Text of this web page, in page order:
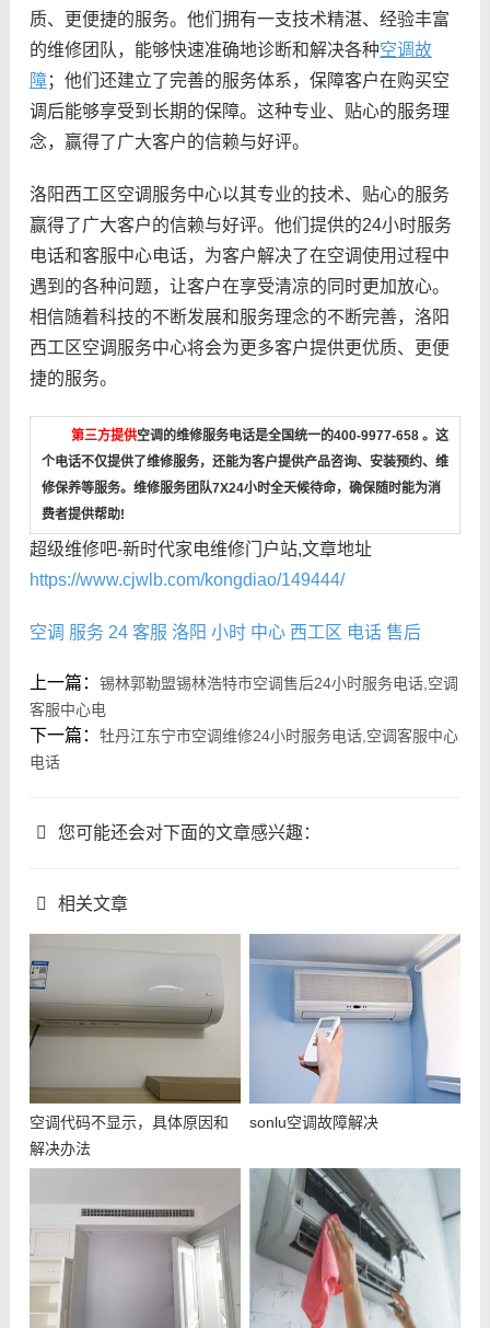
质、更便捷的服务。他们拥有一支技术精湛、经验丰富
的维修团队，能够快速准确地诊断和解决各种空调故
障；他们还建立了完善的服务体系，保障客户在购买空
调后能够享受到长期的保障。这种专业、贴心的服务理
念，赢得了广大客户的信赖与好评。
洛阳西工区空调服务中心以其专业的技术、贴心的服务
赢得了广大客户的信赖与好评。他们提供的24小时服务
电话和客服中心电话，为客户解决了在空调使用过程中
遇到的各种问题，让客户在享受清凉的同时更加放心。
相信随着科技的不断发展和服务理念的不断完善，洛阳
西工区空调服务中心将会为更多客户提供更优质、更便
捷的服务。
第三方提供空调的维修服务电话是全国统一的400-9977-658 。这
个电话不仅提供了维修服务，还能为客户提供产品咨询、安装预约、维
修保养等服务。维修服务团队7X24小时全天候待命，确保随时能为消
费者提供帮助!
超级维修吧-新时代家电维修门户站,文章地址
https://www.cjwlb.com/kongdiao/149444/
空调 服务 24 客服 洛阳 小时 中心 西工区 电话 售后
上一篇： 锡林郭勒盟锡林浩特市空调售后24小时服务电话,空调
客服中心电
下一篇： 牡丹江东宁市空调维修24小时服务电话,空调客服中心
电话
您可能还会对下面的文章感兴趣：
相关文章
空调代码不显示，具体原因和
解决办法
sonlu空调故障解决